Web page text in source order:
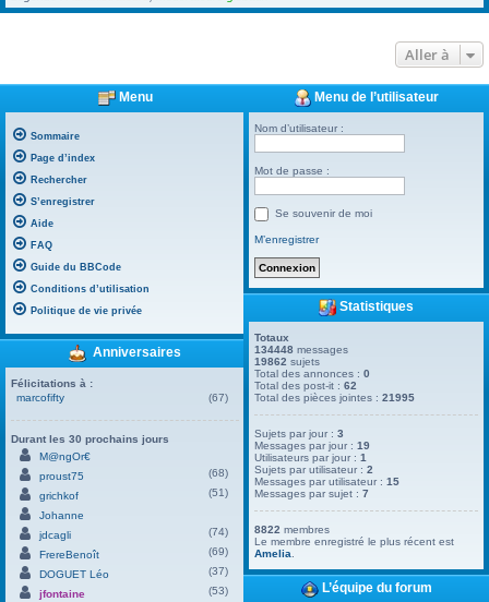
Aller à
Menu
Sommaire
Page d’index
Rechercher
S’enregistrer
Aide
FAQ
Guide du BBCode
Conditions d’utilisation
Politique de vie privée
Anniversaires
Félicitations à :
marcofifty
(67)
Durant les 30 prochains jours
M@ngOr€
proust75
(68)
grichkof
(51)
Johanne
jdcagli
(74)
FrereBenoît
(69)
DOGUET Léo
(37)
jfontaine
(53)
Menu de l’utilisateur
Nom d’utilisateur :
Mot de passe :
Se souvenir de moi
M’enregistrer
Statistiques
Totaux
134448 messages
19862 sujets
Total des annonces :0
Total des post-it :62
Total des pièces jointes :21995
Sujets par jour :3
Messages par jour :19
Utilisateurs par jour :1
Sujets par utilisateur :2
Messages par utilisateur :15
Messages par sujet :7
8822 membres
Le membre enregistré le plus récent est
Amelia
L’équipe du forum